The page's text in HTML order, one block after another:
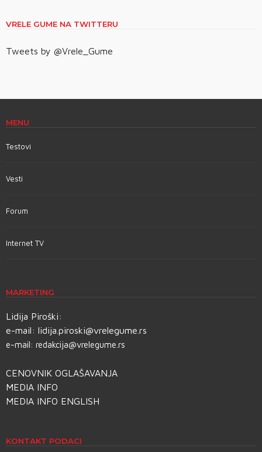
VRELE GUME NA TWITTERU
Tweets by @Vrele_Gume
MENU
Testovi
Vesti
Forum
Internet TV
MARKETING
Lidija Piroški:
e-mail: lidija.piroski@vrelegume.rs
e-mail: redakcija@vrelegume.rs
CENOVNIK OGLAŠAVANJA
MEDIA INFO
MEDIA INFO ENGLISH
KONTAKT PODACI